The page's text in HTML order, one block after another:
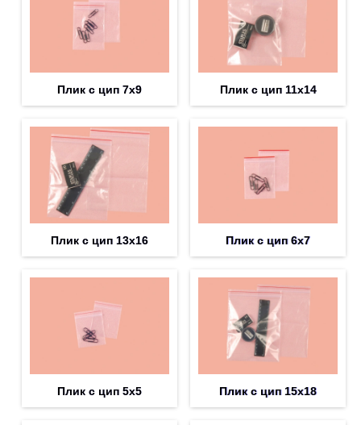
Плик с цип 7х9 Плик с цип 11х14
Плик с цип 13х16 Плик с цип 6х7
Плик с цип 5х5 Плик с цип 15х18